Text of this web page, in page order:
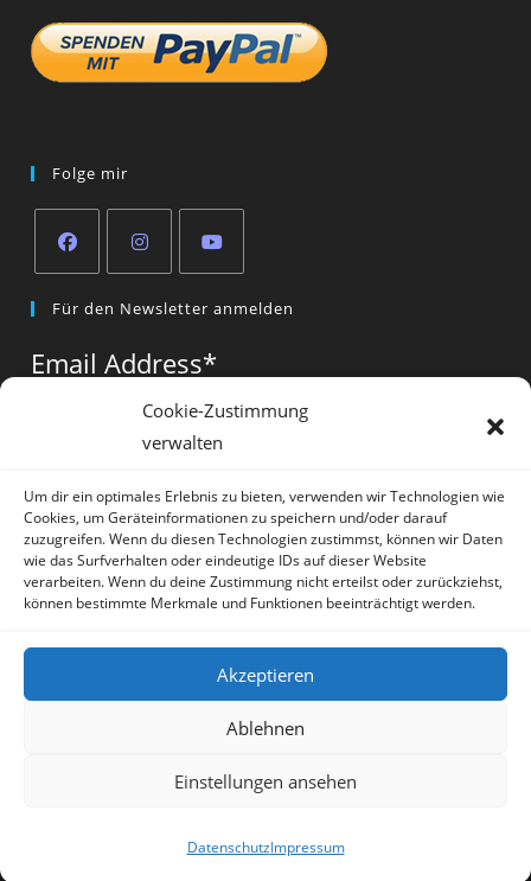
Cookie-Zustimmung
verwalten
Um dir ein optimales Erlebnis zu bieten, verwenden wir Technologien wie
Cookies, um Geräteinformationen zu speichern und/oder darauf
zuzugreifen. Wenn du diesen Technologien zustimmst, können wir Daten
wie das Surfverhalten oder eindeutige IDs auf dieser Website
verarbeiten. Wenn du deine Zustimmung nicht erteilst oder zurückziehst,
können bestimmte Merkmale und Funktionen beeinträchtigt werden.
Akzeptieren
Ablehnen
Einstellungen ansehen
DatenschutzImpressum
Folge mir
in
new
in
new
in
new
tab
Für den Newsletter anmelden
Email Address*
Vorname*
Copyright Irene Lauretti - OceanWP Theme by OceanWP